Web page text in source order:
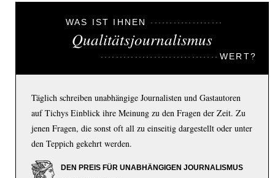
WAS IST IHNEN
Qualitätsjournalismus
WERT?
Täglich schreiben unabhängige Journalisten und Gastautoren
auf Tichys Einblick ihre Meinung zu den Fragen der Zeit. Zu
jenen Fragen, die sonst oft all zu einseitig dargestellt oder unter
den Teppich gekehrt werden.
DEN PREIS FÜR UNABHÄNGIGEN JOURNALISMUS